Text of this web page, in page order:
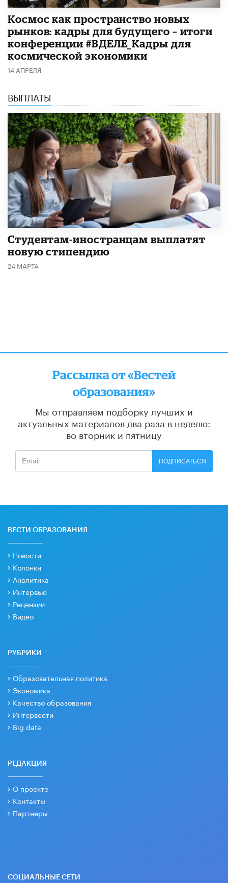
Космос как пространство новых
рынков: кадры для будущего – итоги
конференции #ВДЕЛЕ_Кадры для
космической экономики
14 АПРЕЛЯ
ВЫПЛАТЫ
Студентам-иностранцам выплатят
новую стипендию
24 МАРТА
Рассылка от «Вестей
образования»
Мы отправляем подборку лучших и
актуальных материалов два раза в неделю:
во вторник и пятницу
ПОДПИСАТЬСЯ
ВЕСТИ ОБРАЗОВАНИЯ
Новости
Колонки
Аналитика
Интервью
Рецензии
Видео
РУБРИКИ
Образовательная политика
Экономика
Качество образования
Интервести
Big data
РЕДАКЦИЯ
О проекте
Контакты
Партнеры
СОЦИАЛЬНЫЕ СЕТИ